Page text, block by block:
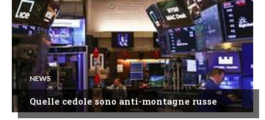
NEWS
Quelle cedole sono anti-montagne russe